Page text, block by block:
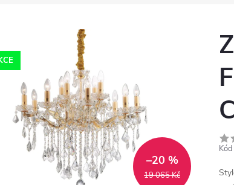
19 065 Kč
–20 %